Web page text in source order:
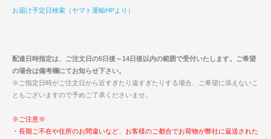
お届け予定日検索（ヤマト運輸HPより）
配達日時指定は、ご注文日の5日後～14日後以内の範囲で受付いたします。ご希望
の場合は備考欄にてお知らせ下さい。
※ご指定日時がご注文日から近すぎたり遠すぎたりする場合、ご希望に添えないこ
ともございますので予めご了承くださいませ。
※ご注意※
・長期ご不在や住所のお間違いなど、お客様のご都合でお荷物が弊社に返送された